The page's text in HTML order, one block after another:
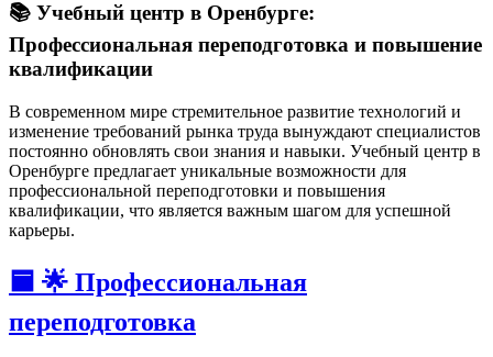
📚 Учебный центр в Оренбурге:
Профессиональная переподготовка и повышение
квалификации
В современном мире стремительное развитие технологий и
изменение требований рынка труда вынуждают специалистов
постоянно обновлять свои знания и навыки. Учебный центр в
Оренбурге предлагает уникальные возможности для
профессиональной переподготовки и повышения
квалификации, что является важным шагом для успешной
карьеры.
🟦 🌟 Профессиональная
переподготовка